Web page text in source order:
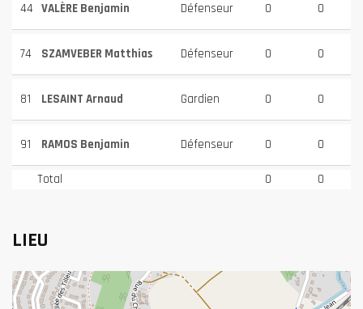
44 VALÈRE Benjamin Défenseur 0 0
74 SZAMVEBER Matthias Défenseur 0 0
81 LESAINT Arnaud Gardien 0 0
91 RAMOS Benjamin Défenseur 0 0
Total 0 0
LIEU